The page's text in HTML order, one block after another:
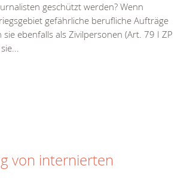
geschützt werden? Wenn
gefährliche berufliche Aufträge
ebenfalls als Zivilpersonen (Art. 79 I ZP
von internierten